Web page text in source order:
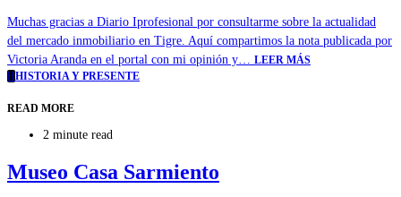
Muchas gracias a Diario Iprofesional por consultarme sobre la actualidad
del mercado inmobiliario en Tigre. Aquí compartimos la nota publicada por
Victoria Aranda en el portal con mi opinión y… LEER MÁS
HHISTORIA Y PRESENTE
READ MORE
2 minute read
Museo Casa Sarmiento